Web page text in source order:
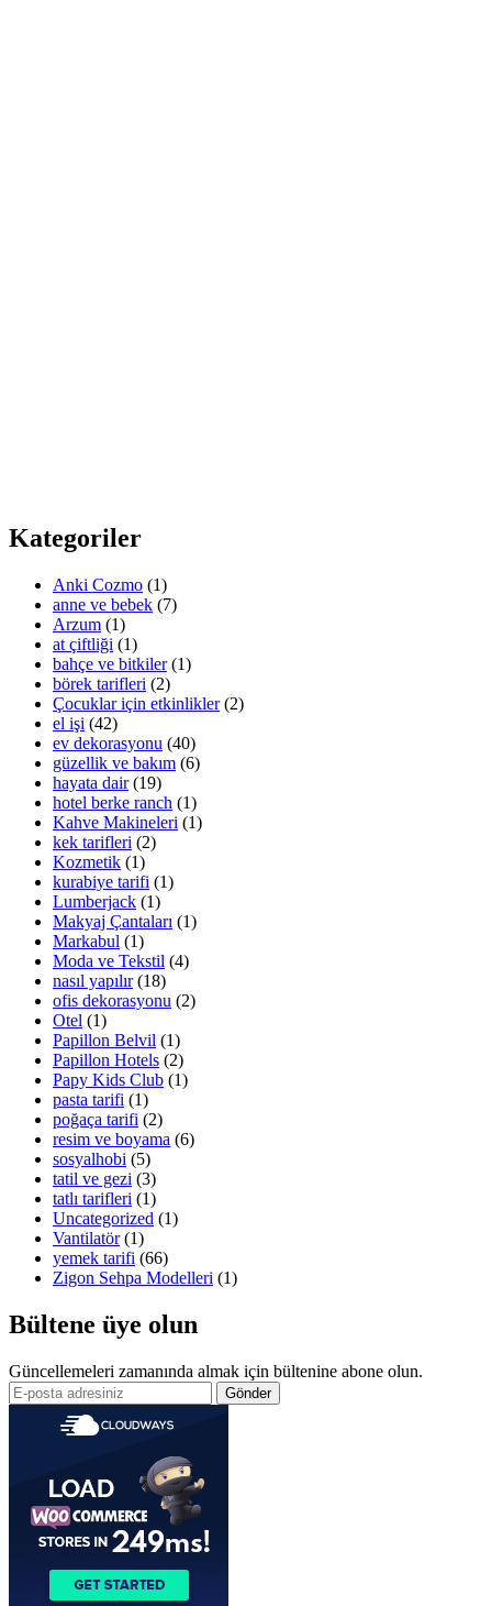
Kategoriler
Anki Cozmo (1)
anne ve bebek (7)
Arzum (1)
at çiftliği (1)
bahçe ve bitkiler(1)
börek tarifleri (2)
Çocuklar için etkinlikler(2)
el işi (42)
ev dekorasyonu (40)
güzellik ve bakım (6)
hayata dair(19)
hotel berke ranch (1)
Kahve Makineleri (1)
kek tarifleri (2)
Kozmetik (1)
kurabiye tarifi (1)
Lumberjack (1)
Makyaj Çantaları (1)
Markabul (1)
Moda ve Tekstil (4)
nasıl yapılır(18)
ofis dekorasyonu (2)
Otel (1)
Papillon Belvil (1)
Papillon Hotels (2)
Papy Kids Club (1)
pasta tarifi (1)
poğaça tarifi (2)
resim ve boyama (6)
sosyalhobi (5)
tatil ve gezi (3)
tatlı tarifleri (1)
Uncategorized (1)
Vantilatör(1)
yemek tarifi (66)
Zigon Sehpa Modelleri (1)
Bültene üye olun
Güncellemeleri zamanında almak için bültenine abone olun.